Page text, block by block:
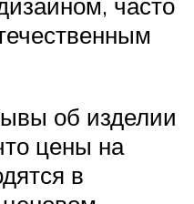
часто
об изделии
цены на
в